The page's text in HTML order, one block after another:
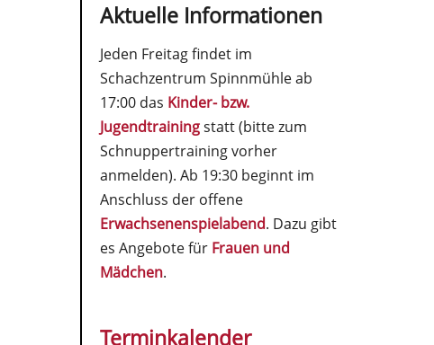
Aktuelle Informationen
Jeden Freitag findet im
Schachzentrum Spinnmühle ab
17:00 das Kinder- bzw.
Jugendtrainingstatt (bitte zum
Schnuppertraining vorher
anmelden). Ab 19:30 beginnt im
Anschluss der offene
Erwachsenenspielabend. Dazu gibt
es Angebote für Frauen und
Mädchen.
Terminkalender